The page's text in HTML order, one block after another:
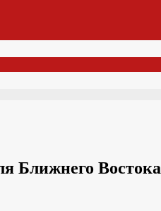
Ближнего Востока